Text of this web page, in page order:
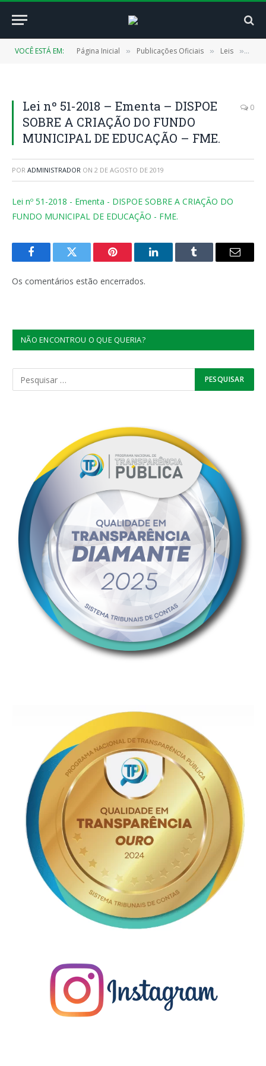
VOCÊ ESTÁ EM: Página Inicial » Publicações Oficiais » Leis »
Lei nº 51-2018 – Ementa – DISPOE
SOBRE A CRIAÇÃO DO FUNDO
MUNICIPAL DE EDUCAÇÃO – FME.
0
POR ADMINISTRADOR ON 2 DE AGOSTO DE 2019
Lei nº 51-2018 - Ementa - DISPOE SOBRE A CRIAÇÃO DO
FUNDO MUNICIPAL DE EDUCAÇÃO - FME.
FacebookTwitter Pinterest LinkedInTumblr
E-
Os comentários estão encerrados.
NÃO ENCONTROU O QUE QUERIA?